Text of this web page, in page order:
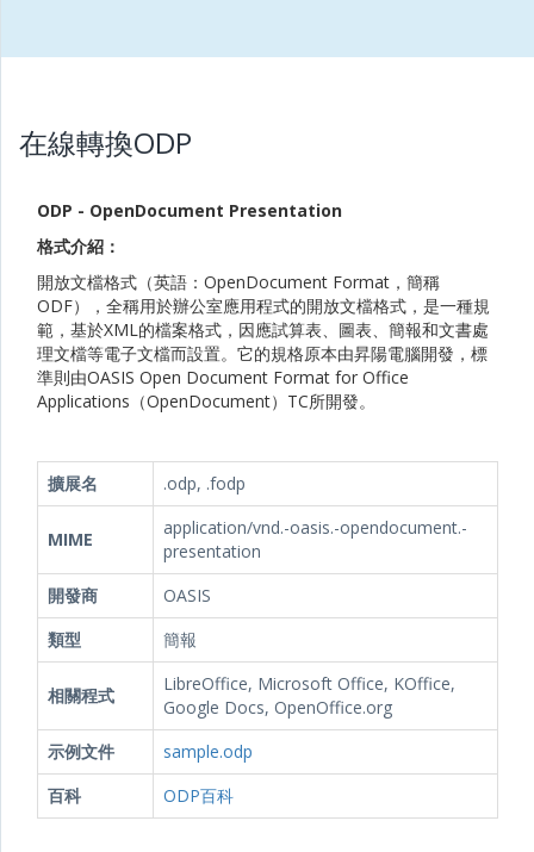
在線轉換ODP
ODP - OpenDocument Presentation
格式介紹：
開放文檔格式（英語：OpenDocument Format，簡稱
ODF），全稱用於辦公室應用程式的開放文檔格式，是一種規
範，基於XML的檔案格式，因應試算表、圖表、簡報和文書處
理文檔等電子文檔而設置。它的規格原本由昇陽電腦開發，標
準則由OASIS Open Document Format for Office
Applications（OpenDocument）TC所開發。
擴展名 .odp, .fodp
MIME
application/vnd.-oasis.-opendocument.-
presentation
開發商
OASIS
類型
簡報
相關程式
LibreOffice, Microsoft Office, KOffice,
Google Docs, OpenOffice.org
示例文件
sample.odp
百科
ODP百科